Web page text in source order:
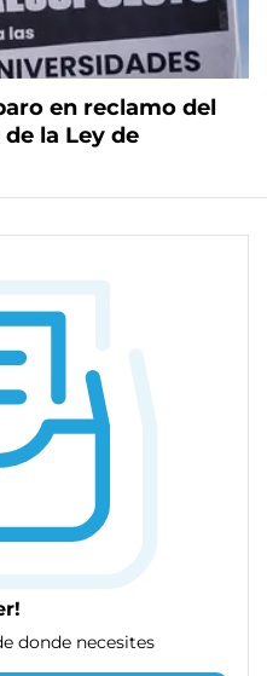
en reclamo del
la Ley de
donde necesites